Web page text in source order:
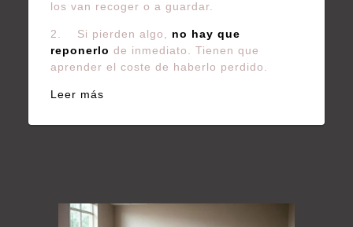
los van recoger o a guardar.
2. Si pierden algo, no hay que
reponerlo de inmediato. Tienen que
aprender el coste de haberlo perdido.
Leer más